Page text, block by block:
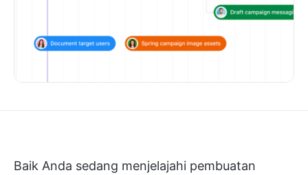
Baik Anda sedang menjelajahi pembuatan